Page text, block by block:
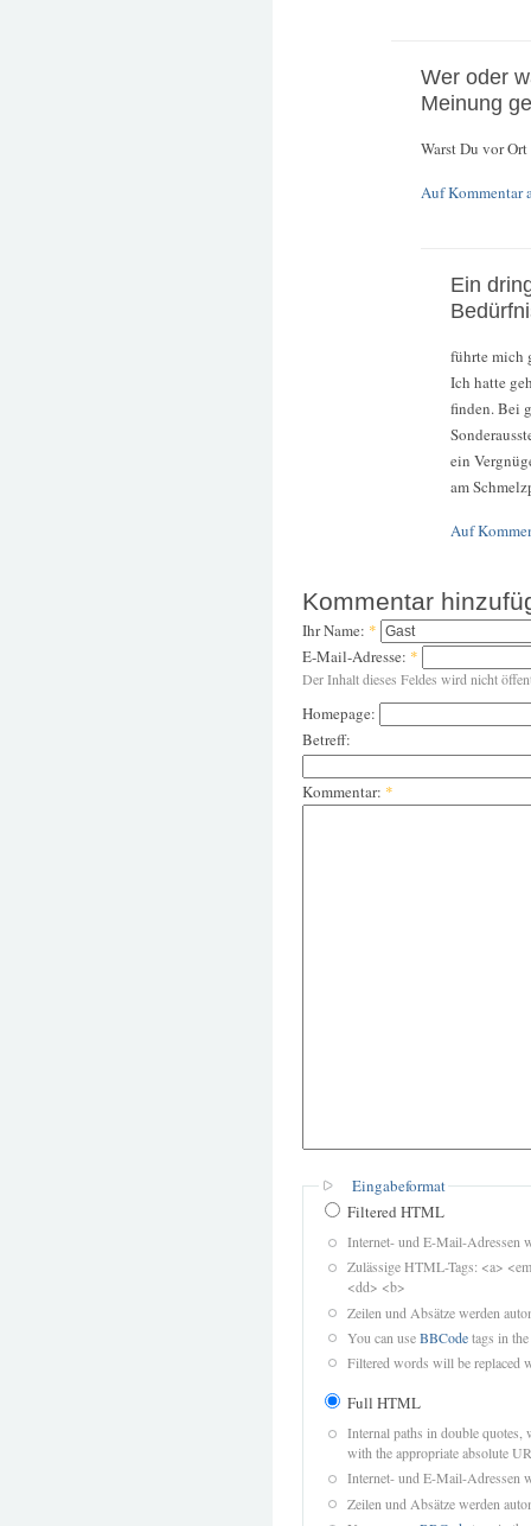
Wer oder
Meinung
Warst Du vor Ort
Auf Kommentar
Ein
führte mich
Ich hatte
finden. Bei
ein
am
Auf
Kommentar
Ihr Name: *
E-Mail-Adresse: *
Der Inhalt dieses Feldes wird nicht
Homepage:
Betreff:
Kommentar: *
Eingabeformat
Filtered HTML
Internet- und E-Mail-Adressen
Zulässige HTML-Tags: <a>
<dd> <b>
Zeilen und Absätze werden
You can useBBCodetags in
Filtered words will be replaced
Full HTML
Internal paths in double quotes,
with the appropriate absolute
Internet- und E-Mail-Adressen
Zeilen und Absätze werden